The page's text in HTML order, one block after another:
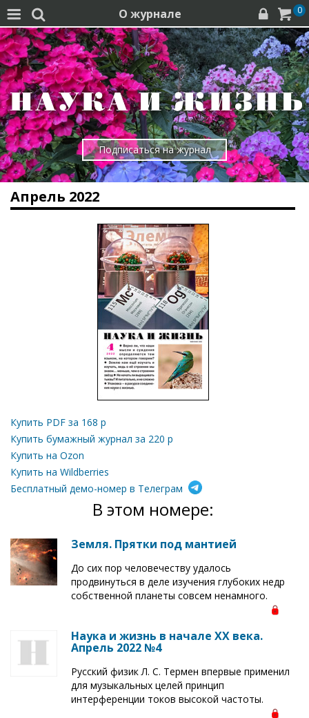
  О журнале   0
Подписаться на журнал
Апрель 2022
Купить PDF за 168 р
Купить бумажный журнал за 220 р
Купить на Ozon
Купить на Wildberries
Бесплатный демо-номер в Телеграм
В этом номере:
Земля. Прятки под мантией
До сих пор человечеству удалось
продвинуться в деле изучения глубоких недр
собственной планеты совсем ненамного.
Наука и жизнь в начале XX века.
Апрель 2022 №4
Русский физик Л. С. Термен впервые применил
для музыкальных целей принцип
интерференции токов высокой частоты.